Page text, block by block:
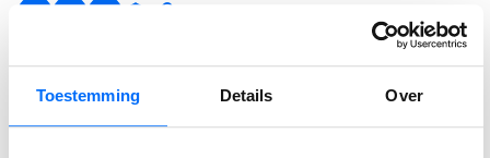
Toestemming Details Over
Auteur